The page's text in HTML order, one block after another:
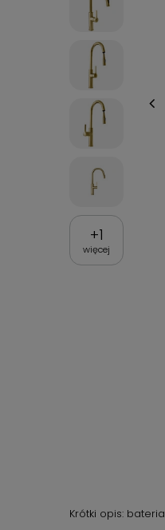
+1
więcej
Krótki opis: